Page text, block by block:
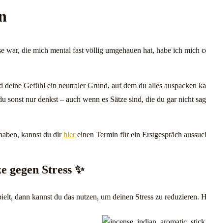
war, die mich mental fast völlig umgehauen hat, habe ich mich
deine Gefühl ein neutraler Grund, auf dem du alles auspacken
sonst nur denkst – auch wenn es Sätze sind, die du gar nicht
kannst du dirhiereinen Termin für ein Erstgespräch
gegen Stress ✨
dann kannst du das nutzen, um deinen Stress zu reduzieren.